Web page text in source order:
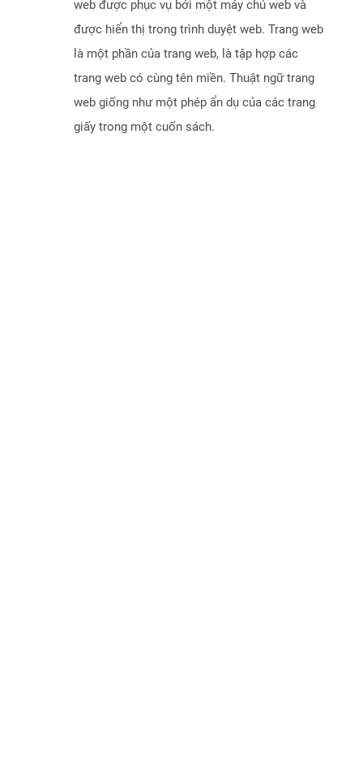
web được phục vụ bởi một máy chủ web và
được hiển thị trong trình duyệt web. Trang web
là một phần của trang web, là tập hợp các
trang web có cùng tên miền. Thuật ngữ trang
web giống như một phép ẩn dụ của các trang
giấy trong một cuốn sách.